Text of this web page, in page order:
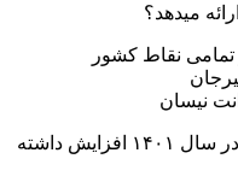
میدهد؟
نقاط کشور
نیسان
آیا نرخ حمل بار و کرایه وانت و نیسان در سال ۱۴۰۱ افزایش داشته